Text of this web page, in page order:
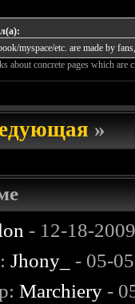
myspace/etc. are made by
about concrete pages which are
»
- 12-18-
Jhony_ - 05-
Marchiery -